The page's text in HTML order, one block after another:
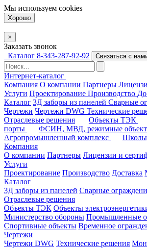
Мы используем cookies
Хорошо
×
Заказать звонок
Каталог 8-343-287-92-92 Связаться с
Интернет-каталог
Компания О компании Партнеры
Услуги Проектирование Производство
Каталог 3Д заборы из панелей Сварные
Чертежи Чертежи DWG Технические
Отраслевые решения
Объекты ТЭК
порты
ФСИН, МВД, режимные
Агропромышленный комплекс
Школы,
Компания
О компании Партнеры Лицензии и
Услуги
Проектирование Производство Доставка
Каталог
3Д заборы из панелей Сварные
Отраслевые решения
Объекты ТЭК Объекты
Министерство обороны Промышленные
Спортивные объекты Временное
Чертежи
Чертежи DWG Технические решения